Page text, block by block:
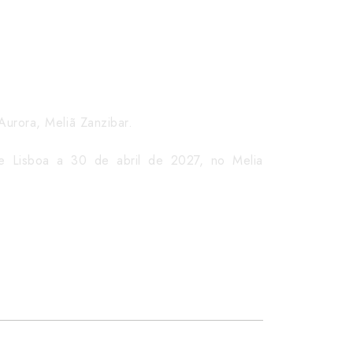
Meliã Zanzibar.
Lisboa a 30 de abril de 2027, no Melia